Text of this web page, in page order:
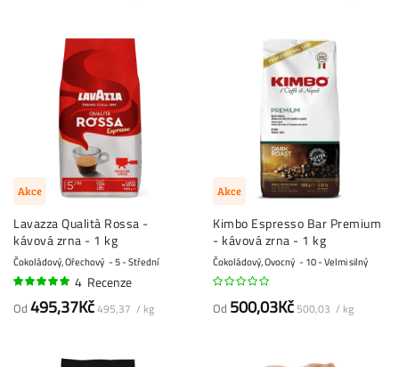
Akce
Lavazza Qualità Rossa -
kávová zrna - 1 kg
Čokoládový, Ořechový 5 - Střední
4 Recenze
Od 495,37Kč495,37 / kg
Akce
Kimbo Espresso Bar Premium
- kávová zrna - 1 kg
Čokoládový, Ovocný 10 - Velmi silný
Od 500,03Kč 500,03 / kg